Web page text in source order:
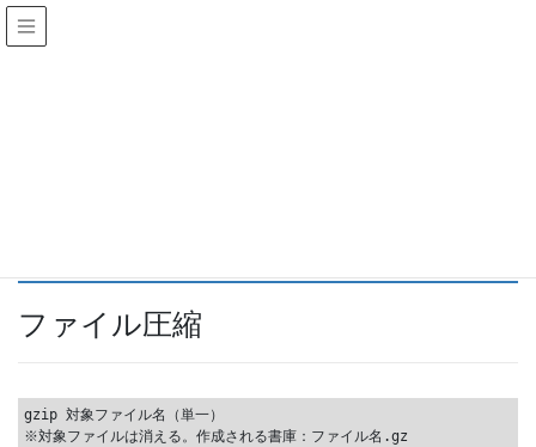
ファイル圧縮
gzip 対象ファイル名（単一）
※対象ファイルは消える。作成される書庫：ファイル名.gz